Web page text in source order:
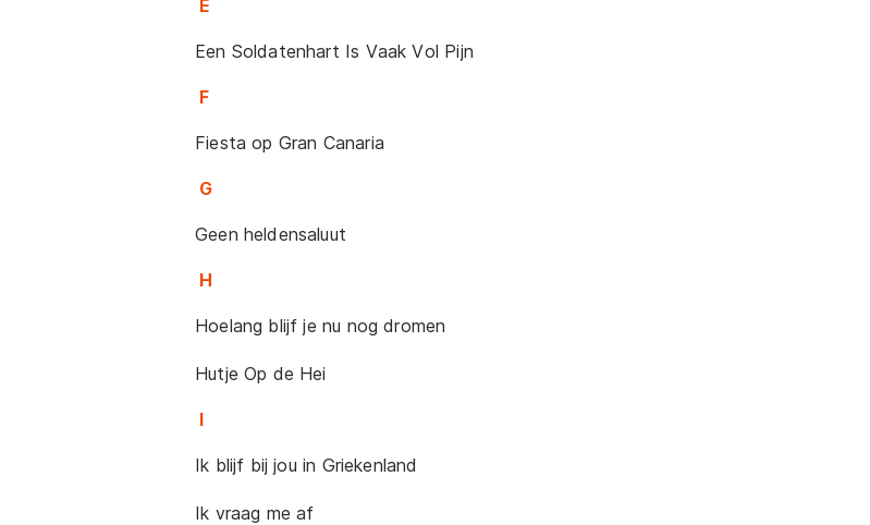
E
Een Soldatenhart Is Vaak Vol Pijn
F
Fiesta op Gran Canaria
G
Geen heldensaluut
H
Hoelang blijf je nu nog dromen
Hutje Op de Hei
I
Ik blijf bij jou in Griekenland
Ik vraag me af